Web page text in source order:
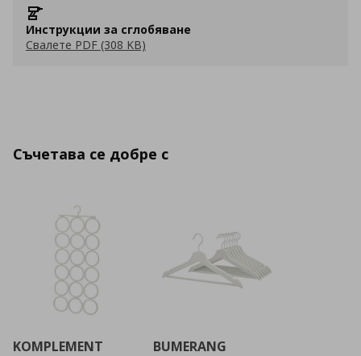
Инструкции за сглобяване
Свалете PDF (308 KB)
Съчетава се добре с
KOMPLEMENT
BUMERANG